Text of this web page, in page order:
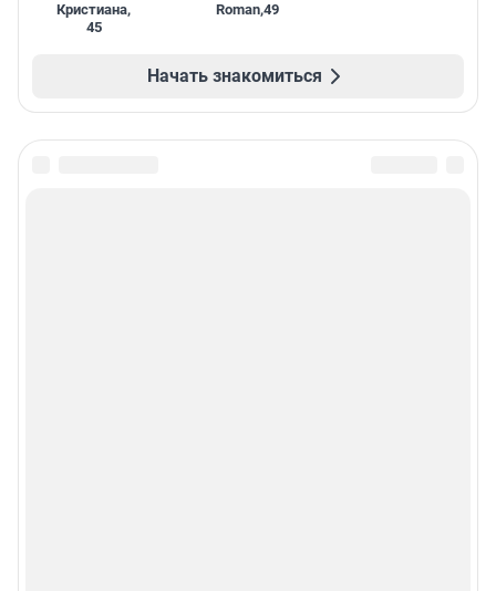
Кристиана,
45
Roman,49
Начать знакомиться